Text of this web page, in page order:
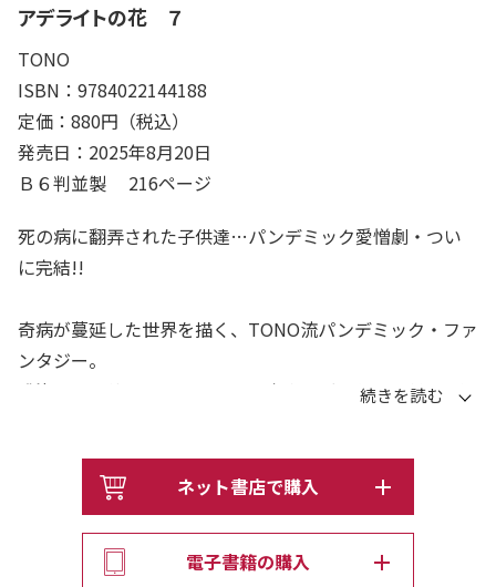
アデライトの花 ７
TONO
ISBN：9784022144188
定価：880円（税込）
発売日：2025年8月20日
Ｂ６判並製 216ページ
死の病に翻弄された子供達…パンデミック愛憎劇・つい
に完結!!
奇病が蔓延した世界を描く、TONO流パンデミック・ファ
ンタジー。
感染し死を待つしかない人々の未来を託された子供達の過
特効薬が存在するアデライトの故郷を目指し船旅を続ける
一行。ケガが悪化するタナトスは、自分の死期を悟り皆に
別れを告げる。また、病が進行するコーラに忍び寄る霊と
人知れず闘っていたキャンベルは限界に達していた。船を
ネット書店で購入
電子書籍の購入